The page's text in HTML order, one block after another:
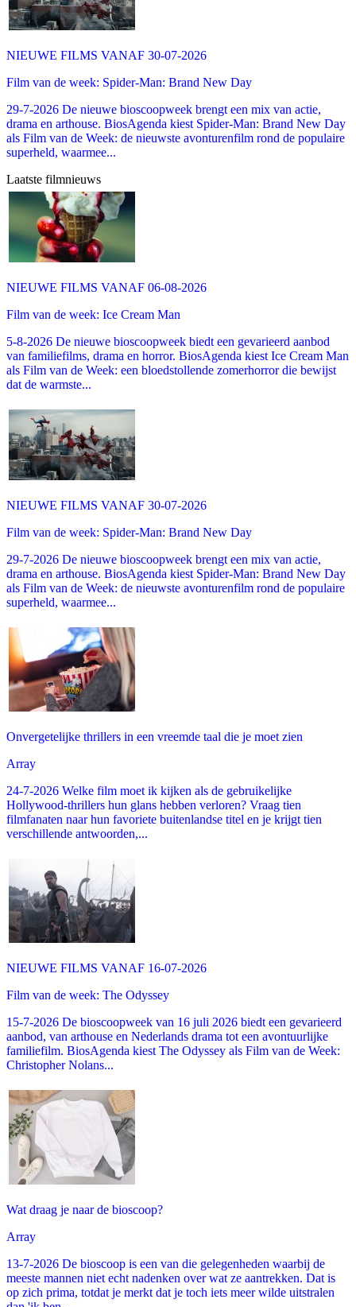
NIEUWE FILMS VANAF 30-07-2026
Film van de week: Spider-Man: Brand New Day
29-7-2026 De nieuwe bioscoopweek brengt een mix van actie,
drama en arthouse. BiosAgenda kiest Spider-Man: Brand New Day
als Film van de Week: de nieuwste avonturenfilm rond de populaire
superheld, waarmee...
Laatste filmnieuws
NIEUWE FILMS VANAF 06-08-2026
Film van de week: Ice Cream Man
5-8-2026 De nieuwe bioscoopweek biedt een gevarieerd aanbod
van familiefilms, drama en horror. BiosAgenda kiest Ice Cream Man
als Film van de Week: een bloedstollende zomerhorror die bewijst
dat de warmste...
NIEUWE FILMS VANAF 30-07-2026
Film van de week: Spider-Man: Brand New Day
29-7-2026 De nieuwe bioscoopweek brengt een mix van actie,
drama en arthouse. BiosAgenda kiest Spider-Man: Brand New Day
als Film van de Week: de nieuwste avonturenfilm rond de populaire
superheld, waarmee...
Onvergetelijke thrillers in een vreemde taal die je moet zien
Array
24-7-2026 Welke film moet ik kijken als de gebruikelijke
Hollywood-thrillers hun glans hebben verloren? Vraag tien
filmfanaten naar hun favoriete buitenlandse titel en je krijgt tien
verschillende antwoorden,...
NIEUWE FILMS VANAF 16-07-2026
Film van de week: The Odyssey
15-7-2026 De bioscoopweek van 16 juli 2026 biedt een gevarieerd
aanbod, van arthouse en Nederlands drama tot een avontuurlijke
familiefilm. BiosAgenda kiest The Odyssey als Film van de Week:
Christopher Nolans...
Wat draag je naar de bioscoop?
Array
13-7-2026 De bioscoop is een van die gelegenheden waarbij de
meeste mannen niet echt nadenken over wat ze aantrekken. Dat is
op zich prima, totdat je merkt dat je toch iets meer wilde uitstralen